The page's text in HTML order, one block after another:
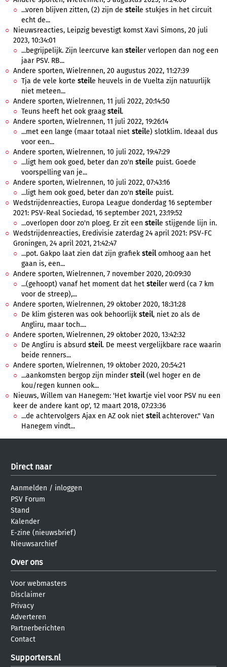
...voren blijven zitten, (2) zijn de steile stukjes in het circuit
echt de...
Nieuwsreacties, Leipzig bevestigt komst Xavi Simons, 20 juli
2023, 10:34:01
...begrijpelijk. Zijn leercurve kan steiler verlopen dan nog een
jaar PSV. RB...
Andere sporten, Wielrennen, 20 augustus 2022, 11:27:39
Tja de vele korte steile heuvels in de Vuelta zijn natuurlijk
niet meteen...
Andere sporten, Wielrennen, 11 juli 2022, 20:14:50
Teuns heeft het ook graagsteil.
Andere sporten, Wielrennen, 11 juli 2022, 19:26:14
...met een lange (maar totaal niet steile) slotklim. Ideaal dus
voor een...
Andere sporten, Wielrennen, 10 juli 2022, 19:47:29
...ligt hem ook goed, beter dan zo'n steile puist. Goede
voorspelling van je...
Andere sporten, Wielrennen, 10 juli 2022, 07:43:16
...ligt hem ook goed, beter dan zo'n steile puist.
Wedstrijdenreacties, Europa League donderdag 16 september
2021: PSV-Real Sociedad, 16 september 2021, 23:19:52
...overlopen door zo'n ploeg. Er zit een steile stijgende lijn in.
Wedstrijdenreacties, Eredivisie zaterdag 24 april 2021: PSV-FC
Groningen, 24 april 2021, 21:42:47
...pot. Gakpo laat zien dat zijn grafiek steilomhoog aan het
gaan is, een...
Andere sporten, Wielrennen, 7 november 2020, 20:09:30
...(gehoopt) vanaf het moment dat het steiler werd (ca 7 km
voor de streep),...
Andere sporten, Wielrennen, 29 oktober 2020, 18:31:28
De klim gisteren was ook behoorlijk steil, niet zo als de
Angliru, maar toch....
Andere sporten, Wielrennen, 29 oktober 2020, 13:42:32
De Angliru is absurd steil. De meest vergelijkbare race waarin
beide renners...
Andere sporten, Wielrennen, 19 oktober 2020, 20:54:21
...aankomsten bergop zijn mindersteil(wel hoger en de
kou/regen kunnen ook...
Nieuws, Willem van Hanegem: 'Het kwartje viel voor PSV nu een
keer de andere kant op', 12 maart 2018, 07:23:36
...de achtervolgers Ajax en AZ ook niet steilachterover." Van
Hanegem vindt...
Direct naar
Aanmelden / inloggen
PSV Forum
Stand
Kalender
E-zine (nieuwsbrief)
Nieuwsarchief
Over ons
Voor webmasters
Disclaimer
Privacy
Adverteren
Partnerberichten
Contact
Supporters.nl